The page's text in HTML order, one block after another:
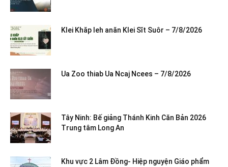
Klei Khăp leh anăn Klei Sĭt Suôr – 7/8/2026
Ua Zoo thiab Ua Ncaj Ncees – 7/8/2026
Tây Ninh: Bế giảng Thánh Kinh Căn Bản 2026
Trung tâm Long An
Khu vực 2 Lâm Đồng- Hiệp nguyện Giáo phẩm